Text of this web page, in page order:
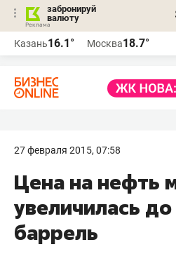
забронируй
валюту
Казань16.1° Москва18.7°
27 февраля 2015, 07:58
Цена на нефть
увеличилась
баррель